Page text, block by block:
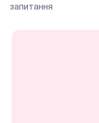
запитання